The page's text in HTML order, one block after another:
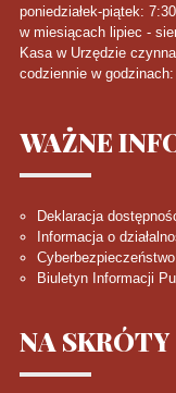
poniedziałek-piątek:
w miesiącach lipiec -
Kasa w Urzędzie czynna
codziennie w
WAŻNE
Deklaracja
Informacja o
Cyberbezpieczeństwo
Biuletyn Informacji
NA SKRÓTY